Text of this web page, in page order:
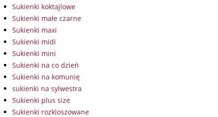
Sukienki koktajlowe
Sukienki małe czarne
Sukienki maxi
Sukienki midi
Sukienki mini
Sukienki na co dzień
Sukienki na komunię
sukienki na sylwestra
Sukienki plus size
Sukienki rozkloszowane